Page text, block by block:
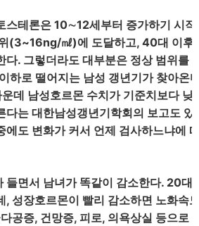
스테론은 10∼12세부터 증가하기 시
(3~16ng/㎖)에 도달하고, 40대 이후
다. 그렇더라도 대부분은 정상 범위를
하로 떨어지는 남성 갱년기가 찾아온
데 남성호르몬 수치가 기준치보다 낮
는 대한남성갱년기학회의 보고도 있
에도 변화가 커서 언제 검사하느냐에
들면서 남녀가 똑같이 감소한다. 20대
, 성장호르몬이 빨리 감소하면 노화속
공증, 건망증, 피로, 의욕상실 등으로